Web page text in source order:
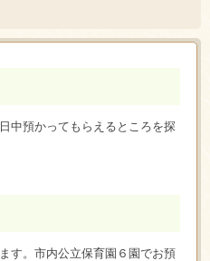
中預かってもらえるところを探
す。市内公立保育園６園でお預